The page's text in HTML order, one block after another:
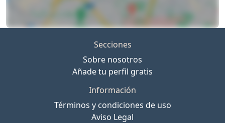
Secciones
Sobre nosotros
Añade tu perfil gratis
Información
Términos y condiciones de uso
Aviso Legal